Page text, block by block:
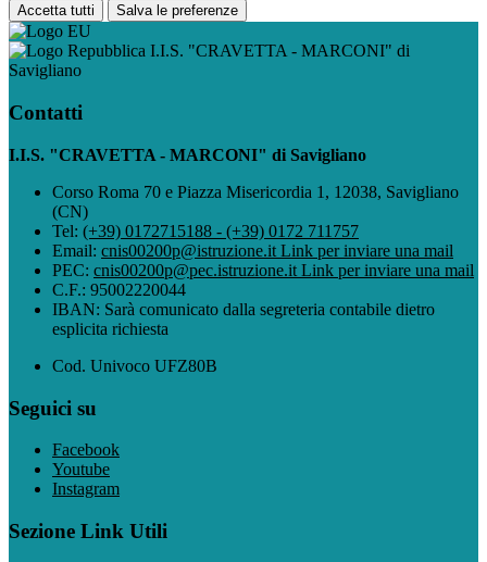
Accetta tutti Salva le preferenze
I.I.S. "CRAVETTA - MARCONI" di
Savigliano
Contatti
I.I.S. "CRAVETTA - MARCONI" di Savigliano
Corso Roma 70 e Piazza Misericordia 1, 12038, Savigliano
(CN)
Tel: (+39) 0172715188 - (+39) 0172 711757
Email: cnis00200p@istruzione.it Link per inviare una mail
PEC: cnis00200p@pec.istruzione.it Link per inviare una mail
C.F.: 95002220044
IBAN: Sarà comunicato dalla segreteria contabile dietro
esplicita richiesta
Cod. Univoco UFZ80B
Seguici su
Facebook
Youtube
Instagram
Sezione Link Utili